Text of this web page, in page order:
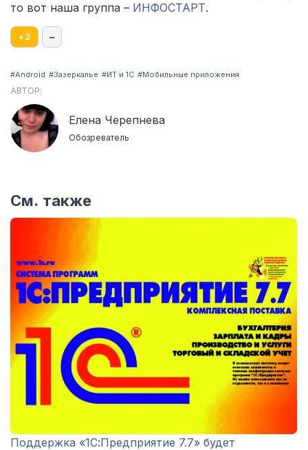
то вот наша группа – ИНФОСТАРТ.
+2 –
#Android #Зазеркалье #ИТ и 1С #Мобильные приложения
АВТОР:
Елена Черепнева
Обозреватель
См. также
Поддержка «1С:Предприятие 7.7» будет